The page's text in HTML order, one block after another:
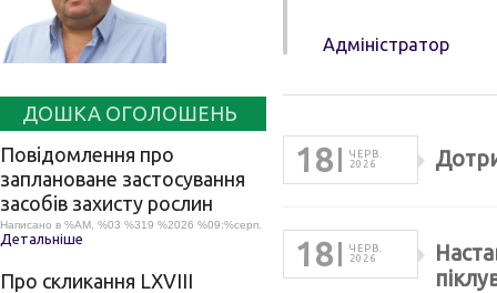
ДОШКА ОГОЛОШЕНЬ
Повідомлення про
заплановане застосування
засобів захисту рослин
Написано в %AM, %03 %319 %2026 %09:%серп.
Детальніше
Про скликання LХVІІІ
Адміністратор
18
ЧЕРВ.
2026
18
ЧЕРВ.
2026